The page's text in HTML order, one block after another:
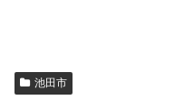
池田市